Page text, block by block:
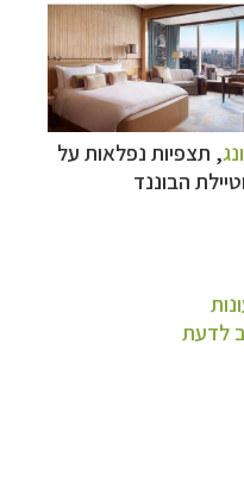
, תצפיות נפלאות על
הבוננד
לדעת